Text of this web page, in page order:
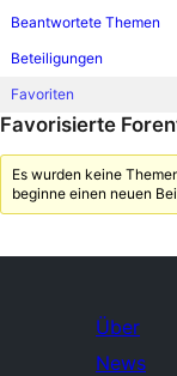
Beantwortete Themen
Beteiligungen
Favoriten
Favorisierte
Es wurden keine
beginne einen neuen
Über
News